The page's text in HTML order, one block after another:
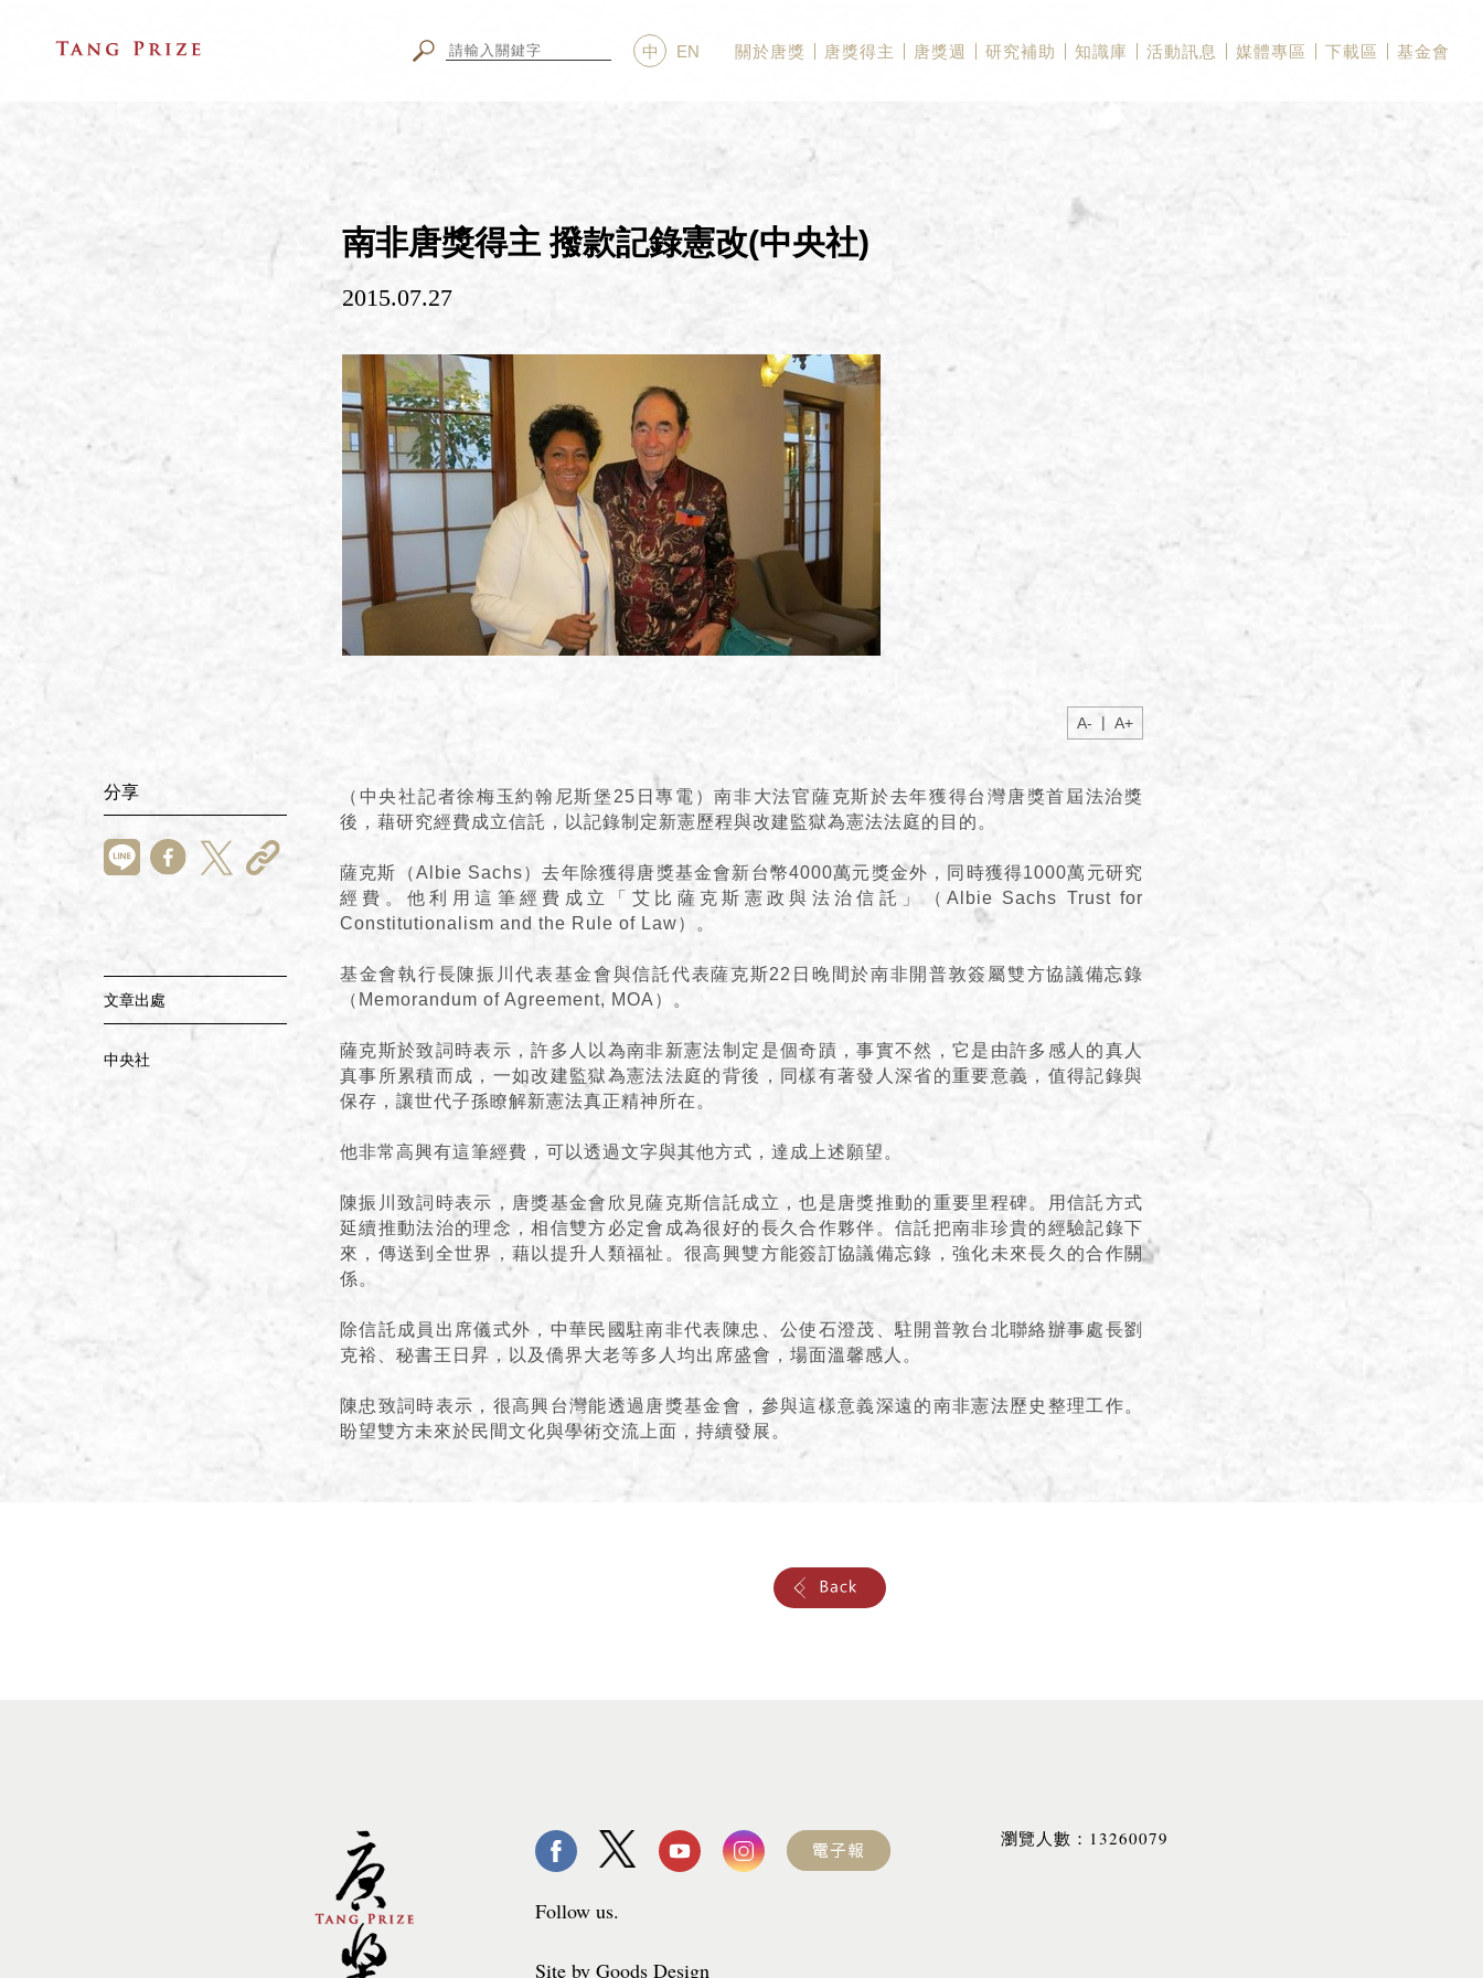
中 EN 關於唐獎 唐獎得主 唐獎週 研究補助 知識庫 活動訊息 媒體專區 下載區 基金會
南非唐獎得主 撥款記錄憲改(中央社)
2015.07.27
A- | A+
分享
文章出處
中央社
（中央社記者徐梅玉約翰尼斯堡25日專電）南非大法官薩克斯於去年獲得台灣唐獎首屆法治獎
後，藉研究經費成立信託，以記錄制定新憲歷程與改建監獄為憲法法庭的目的。
薩克斯（Albie Sachs）去年除獲得唐獎基金會新台幣4000萬元獎金外，同時獲得1000萬元研究
經費。他利用這筆經費成立「艾比薩克斯憲政與法治信託」（Albie Sachs Trust for
Constitutionalism and the Rule of Law）。
基金會執行長陳振川代表基金會與信託代表薩克斯22日晚間於南非開普敦簽屬雙方協議備忘錄
（Memorandum of Agreement, MOA）。
薩克斯於致詞時表示，許多人以為南非新憲法制定是個奇蹟，事實不然，它是由許多感人的真人
真事所累積而成，一如改建監獄為憲法法庭的背後，同樣有著發人深省的重要意義，值得記錄與
保存，讓世代子孫瞭解新憲法真正精神所在。
他非常高興有這筆經費，可以透過文字與其他方式，達成上述願望。
陳振川致詞時表示，唐獎基金會欣見薩克斯信託成立，也是唐獎推動的重要里程碑。用信託方式
延續推動法治的理念，相信雙方必定會成為很好的長久合作夥伴。信託把南非珍貴的經驗記錄下
來，傳送到全世界，藉以提升人類福祉。很高興雙方能簽訂協議備忘錄，強化未來長久的合作關
係。
除信託成員出席儀式外，中華民國駐南非代表陳忠、公使石澄茂、駐開普敦台北聯絡辦事處長劉
克裕、秘書王日昇，以及僑界大老等多人均出席盛會，場面溫馨感人。
陳忠致詞時表示，很高興台灣能透過唐獎基金會，參與這樣意義深遠的南非憲法歷史整理工作。
盼望雙方未來於民間文化與學術交流上面，持續發展。
Follow us.
Site by Goods Design
瀏覽人數： 13260079